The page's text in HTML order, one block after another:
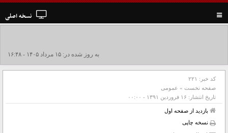
navigation
نسخه اصلی
به روز شده در: ۱۵ مرداد ۱۴۰۵ - ۱۶:۴۸
کد خبر: ۲۲۱
صفحه نخست » عمومی
تاریخ انتشار: ۱۶ فروردين ۱۳۹۱ - ۰۰:۰۰
بازدید از صفحه اول
نسخه چاپی